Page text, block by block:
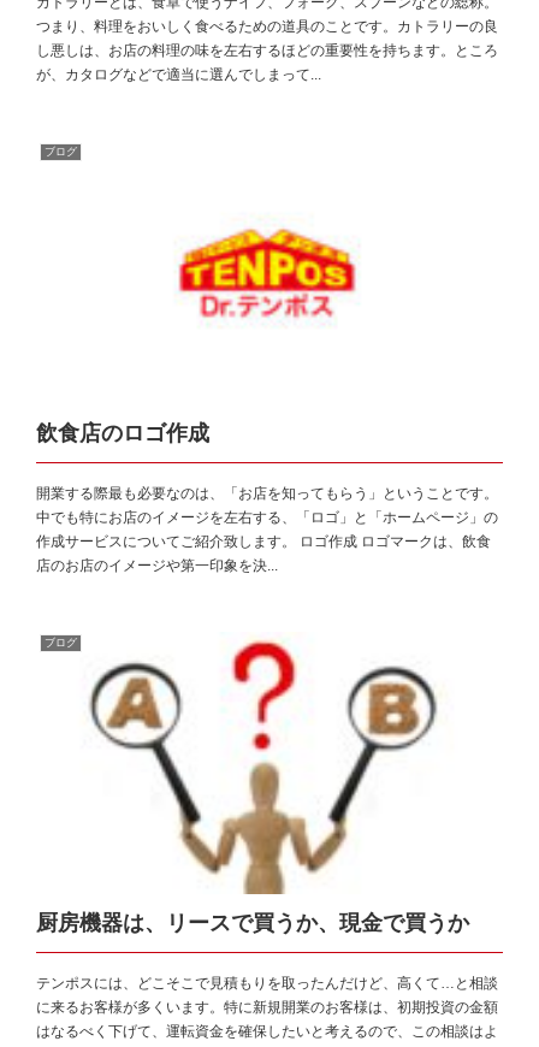
つまり、料理をおいしく食べるための道具のことです。カトラリーの良
し悪しは、お店の料理の味を左右するほどの重要性を持ちます。ところ
が、カタログなどで適当に選んでしまって...
ブログ
飲食店のロゴ作成
開業する際最も必要なのは、「お店を知ってもらう」ということです。
中でも特にお店のイメージを左右する、「ロゴ」と「ホームページ」の
作成サービスについてご紹介致します。 ロゴ作成 ロゴマークは、飲食
店のお店のイメージや第一印象を決...
ブログ
厨房機器は、リースで買うか、現金で買うか
テンポスには、どこそこで見積もりを取ったんだけど、高くて…と相談
に来るお客様が多くいます。特に新規開業のお客様は、初期投資の金額
はなるべく下げて、運転資金を確保したいと考えるので、この相談はよ